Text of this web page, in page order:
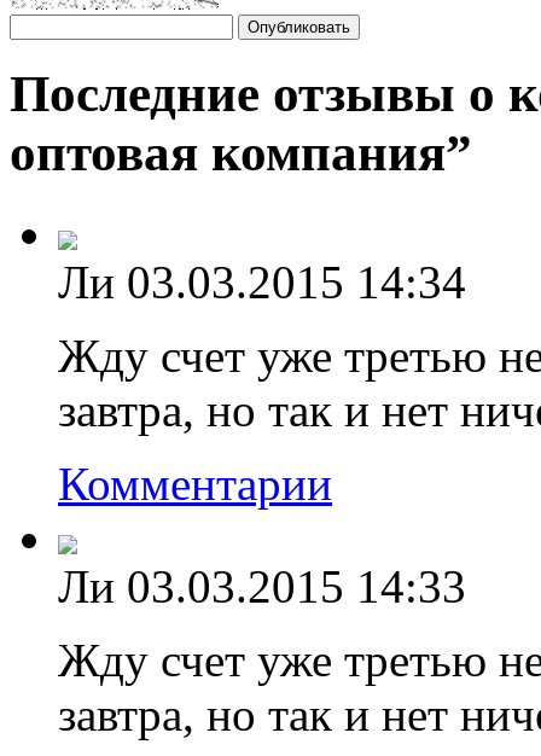
Последние отзывы о
оптовая компания”
Ли 03.03.2015 14:34
Жду счет уже третью
завтра, но так и нет
Комментарии
Ли 03.03.2015 14:33
Жду счет уже третью
завтра, но так и нет